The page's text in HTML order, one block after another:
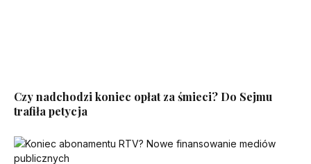
Czy nadchodzi koniec opłat za śmieci? Do Sejmu
trafiła petycja